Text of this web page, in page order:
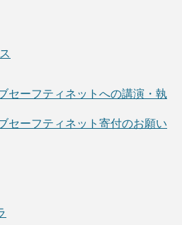
セーフティネットへの講演・執
セーフティネット寄付のお願い